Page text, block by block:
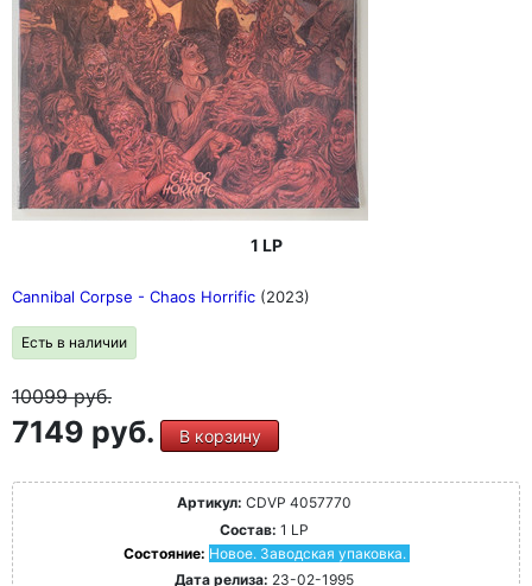
1 LP
Cannibal Corpse - Chaos Horrific (2023)
Есть в наличии
10099руб.
7149 руб. В корзину
Артикул: CDVP 4057770
Состав: 1 LP
Состояние: Новое. Заводская упаковка.
Дата релиза: 23-02-1995